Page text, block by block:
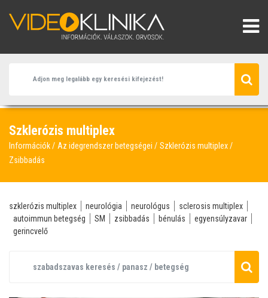
Szklerózis multiplex
Információk Az idegrendszer betegségei
Szklerózis multiplex
Zsibbadás
szklerózis multiplex neurológia neurológus
sclerosis multiplex
autoimmun betegség
SM zsibbadás bénulás
egyensúlyzavar
gerincvelő